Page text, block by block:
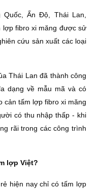
Ấn Độ, Thái Lan,
fibro xi măng được sử
cứu sản xuất các loại
Thái Lan đã thành công
dạng về mẫu mã và có
cản tấm lợp fibro xi măng
có thu nhập thấp - khi
rãi trong các công trình
lợp Việt?
hiện nay chỉ có tấm lợp